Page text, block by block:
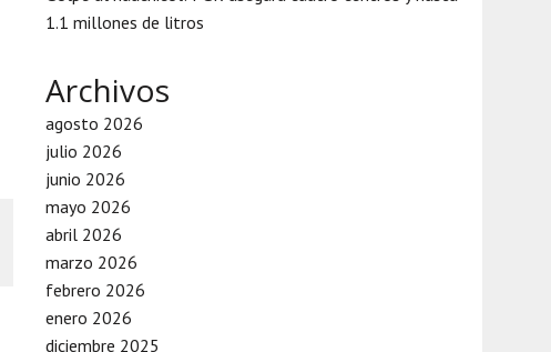
1.1 millones de litros
Archivos
agosto 2026
julio 2026
junio 2026
mayo 2026
abril 2026
marzo 2026
febrero 2026
enero 2026
diciembre 2025